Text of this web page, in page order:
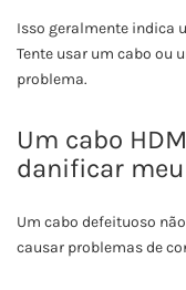
Isso geralmente indica
Tente usar um cabo ou
problema.
Um cabo
danificar
Um cabo defeituoso
causar problemas de